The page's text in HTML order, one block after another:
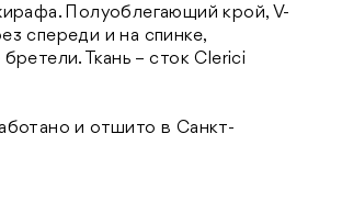
Полуоблегающий крой, V-
спереди и на спинке,
Ткань – сток Clerici
и отшито в Санкт-